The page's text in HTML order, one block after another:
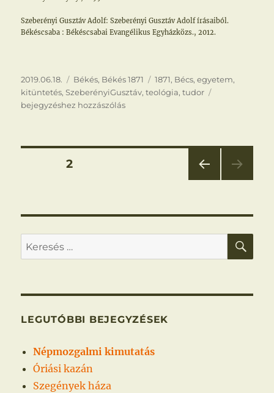
Szeberényi Gusztáv Adolf: Szeberényi Gusztáv Adolf írásaiból.
Békéscsaba : Békéscsabai Evangélikus Egyházközs., 2012.
Közzétéve
2019.06.18. Kategória
Békés, Békés 1871 Címke
1871, Bécs,egyetem,
kitüntetés,SzeberényiGusztáv,teológia,tudor
bejegyzéshez hozzászólás
Bejegyzések
AL
OLDAL2
Keresés
a
kifejezésre:
LEGUTÓBBI BEJEGYZÉSEK
Népmozgalmi kimutatás
Óriási kazán
Szegények háza